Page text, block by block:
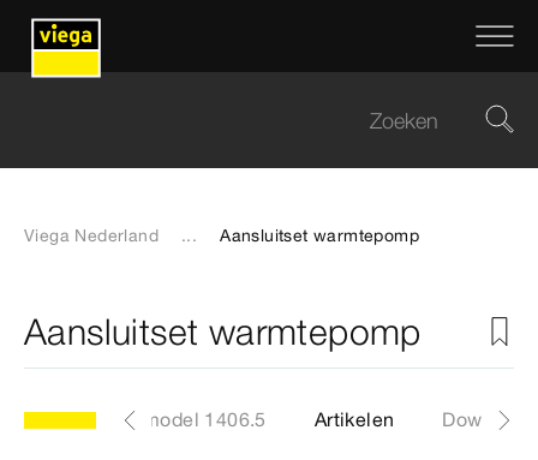
Viega Nederland ... Aansluitset warmtepomp
Aansluitset warmtepomp
model 1406.5 Artikelen